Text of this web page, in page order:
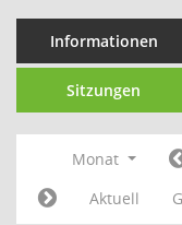
Informationen
Sitzungen
Monat
Aktuell